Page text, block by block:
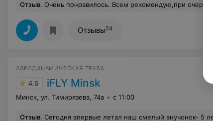
Отзыв. Очень понравилось. Всем рекомендую,при очередном посещении Минска
Отзывы24
АЭРОДИНАМИЧЕСКАЯ ТРУБА
4.6 iFLY Minsk
Минск, ул. Тимирязева, 74а с 11:00
Отзыв. Сегодня впервые летал наш смелый внучонок- 5 лет. Инструктор Иван - потрясающий, профессиональный, креативный.... безумно понравилось